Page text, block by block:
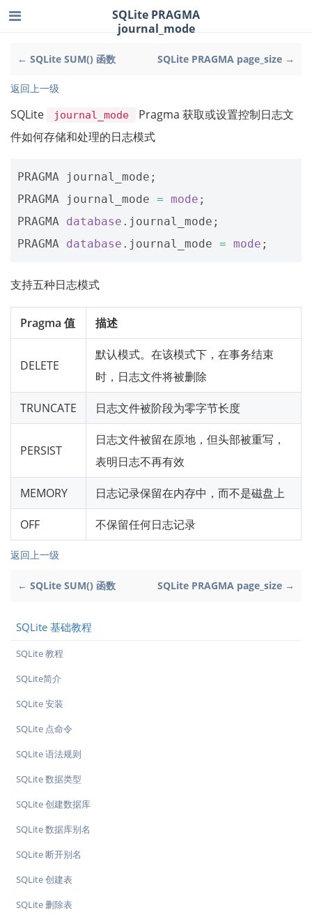
← SQLite SUM() 函数 SQLite PRAGMA page_size →
SQLite PRAGMA
journal_mode
返回上一级
SQLite journal_mode
Pragma 获取或设置控制日志文
件如何存储和处理的日志模式
PRAGMA journal_mode ;
PRAGMA
journal_mode = mode ;
PRAGMA database . journal_mode ;
PRAGMA database . journal_mode = mode ;
支持五种日志模式
Pragma 值 描述
DELETE
默认模式。在该模式下，在事务结束
时，日志文件将被删除
TRUNCATE 日志文件被阶段为零字节长度
PERSIST
日志文件被留在原地，但头部被重写，
表明日志不再有效
MEMORY 日志记录保留在内存中，而不是磁盘上
OFF 不保留任何日志记录
返回上一级
← SQLite SUM() 函数 SQLite PRAGMA page_size →
SQLite 基础教程
SQLite 教程
SQLite简介
SQLite 安装
SQLite 点命令
SQLite 语法规则
SQLite 数据类型
SQLite 创建数据库
SQLite 数据库别名
SQLite 断开别名
SQLite 创建表
SQLite 删除表